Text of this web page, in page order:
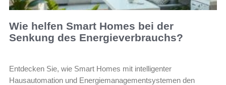
Wie helfen Smart Homes bei der
Senkung des Energieverbrauchs?
Entdecken Sie, wie Smart Homes mit intelligenter
Hausautomation und Energiemanagementsystemen den